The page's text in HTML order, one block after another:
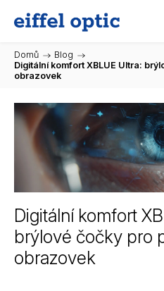
Domů / Blog /
Digitální komfort XBLUE Ultra:
obrazovek
Digitální komfort
brýlové čočky pro
obrazovek